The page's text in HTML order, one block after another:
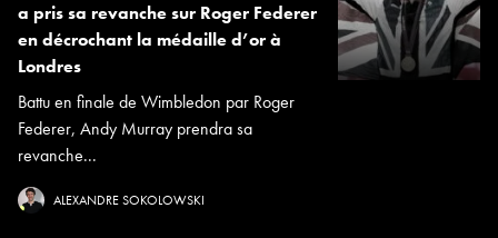
a pris sa revanche sur Roger Federer
en décrochant la médaille d’or à
Londres
Battu en finale de Wimbledon par Roger
Federer, Andy Murray prendra sa
revanche...
ALEXANDRE SOKOLOWSKI